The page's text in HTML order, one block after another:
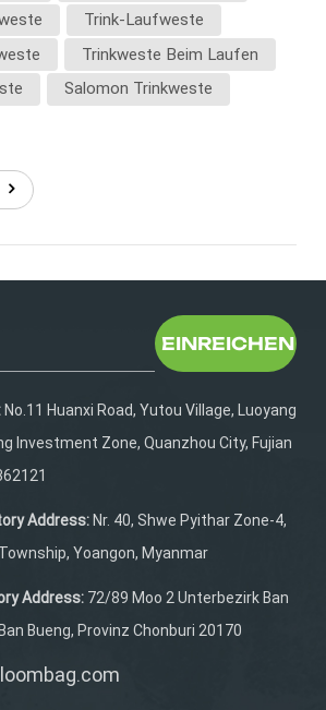
Faktoren, die Sie bei der
Lieferanten für Trinkwesten
Produktkompetenz im
professioneller Hersteller
an Trinkwesten
mit Trinkblasen von
und atmungsaktive
Passform zur Reduzierung
Handys und andere wichtige
(OEM/ODM)Eine starke
für den Aufbau Ihrer
Achten Sie auf
und
im funktionalen
flexibler Lieferant kann
in ein marktreifes Produkt
(MOQ)Für Startups
ist die Mindestbestellmenge
Folgendes an:Niedrige
(z. B. 300 Stück)Skalierbare
Wachstum Ihres Unternehmens.Dies
Trink-Laufweste
Trinkweste Beim Laufen
Salomon Trinkweste
EINREICHEN
No.11 Huanxi Road, Yutou Village, Luoyang
Investment Zone, Quanzhou City, Fujian
Address:Nr. 40, Shwe Pyithar Zone-4,
Yoangon, Myanmar
Address:72/89 Moo 2 Unterbezirk Ban
Bueng, Provinz Chonburi 20170